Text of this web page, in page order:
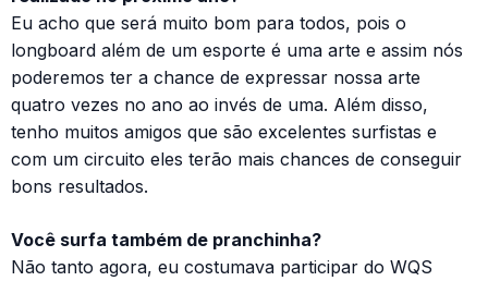
Eu acho que será muito bom para todos, pois o
longboard além de um esporte é uma arte e assim nós
poderemos ter a chance de expressar nossa arte
quatro vezes no ano ao invés de uma. Além disso,
tenho muitos amigos que são excelentes surfistas e
com um circuito eles terão mais chances de conseguir
bons resultados.
Você surfa também de pranchinha?
Não tanto agora, eu costumava participar do WQS